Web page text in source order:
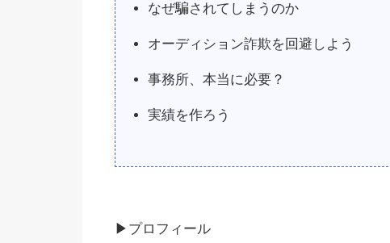
なぜ騙されてしまうのか
オーディション詐欺を回避しよう
事務所、本当に必要？
実績を作ろう
▶︎プロフィール